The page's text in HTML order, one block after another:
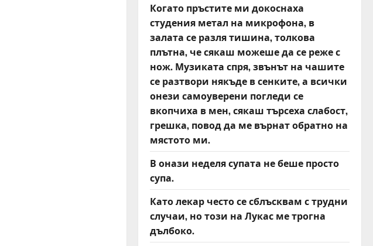
Когато пръстите ми докоснаха
студения метал на микрофона, в
залата се разля тишина, толкова
плътна, че сякаш можеше да се реже с
нож. Музиката спря, звънът на чашите
се разтвори някъде в сенките, а всички
онези самоуверени погледи се
вкопчиха в мен, сякаш търсеха слабост,
грешка, повод да ме върнат обратно на
мястото ми.
В онази неделя супата не беше просто
супа.
Като лекар често се сблъсквам с трудни
случаи, но този на Лукас ме трогна
дълбоко.